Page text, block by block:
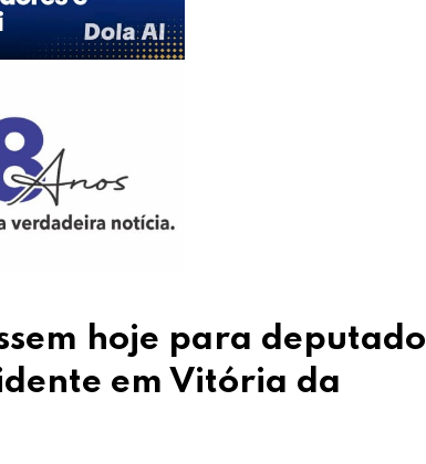
hoje para deputado
em Vitória da